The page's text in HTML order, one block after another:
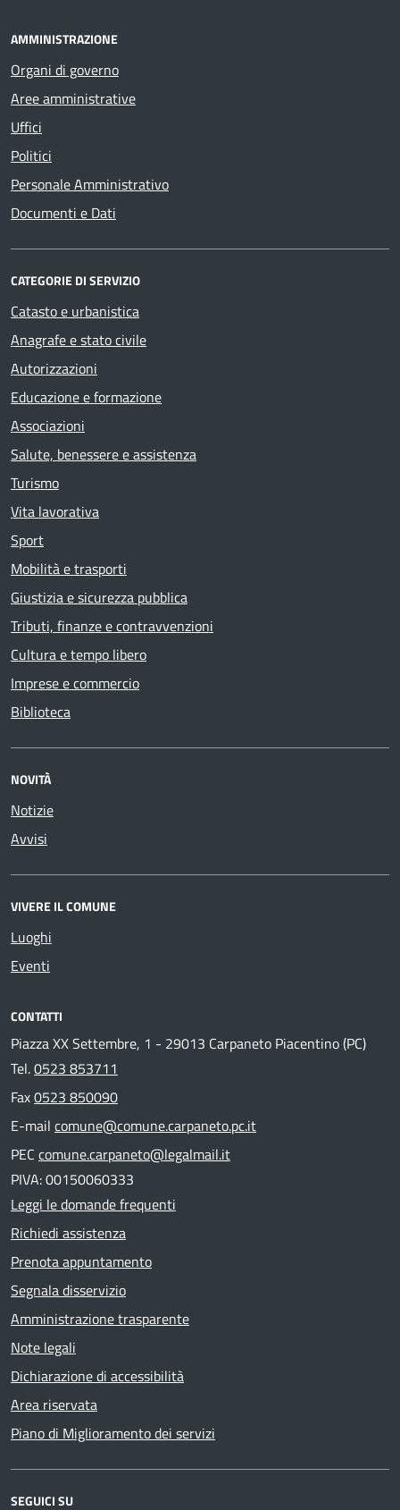
AMMINISTRAZIONE
Organi di governo
Aree amministrative
Uffici
Politici
Personale Amministrativo
Documenti e Dati
CATEGORIE DI SERVIZIO
Catasto e urbanistica
Anagrafe e stato civile
Autorizzazioni
Educazione e formazione
Associazioni
Salute, benessere e assistenza
Turismo
Vita lavorativa
Sport
Mobilità e trasporti
Giustizia e sicurezza pubblica
Tributi, finanze e contravvenzioni
Cultura e tempo libero
Imprese e commercio
Biblioteca
NOVITÀ
Notizie
Avvisi
VIVERE IL COMUNE
Luoghi
Eventi
CONTATTI
Piazza XX Settembre, 1 - 29013 Carpaneto Piacentino (PC)
Tel.0523 853711
Fax0523 850090
E-mail comune@comune.carpaneto.pc.it
PEC comune.carpaneto@legalmail.it
PIVA: 00150060333
Leggi le domande frequenti
Richiedi assistenza
Prenota appuntamento
Segnala disservizio
Amministrazione trasparente
Note legali
Dichiarazione di accessibilità
Area riservata
Piano di Miglioramento dei servizi
SEGUICI SU